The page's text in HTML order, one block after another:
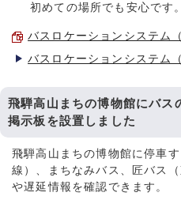
初めての場所でも安心です。
バスロケーションシステム
バスロケーションシステム
飛騨高山まちの博物館にバス
掲示板を設置しました
飛騨高山まちの博物館に停車
線）、まちなみバス、匠バス
や遅延情報を確認できます。